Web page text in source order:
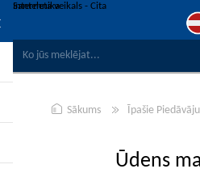
Sākums Īpašie
Ūdens